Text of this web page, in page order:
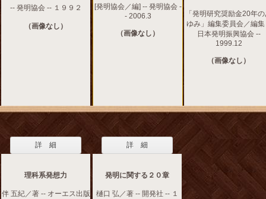
-- 発明協会 -- １９９２
（画像なし）
[発明協会／編] -- 発明協会 -
- 2006.3
（画像なし）
「発明研究奨励金20年
ゆみ」編集委員会／編集
日本発明振興協会 --
1999.12
（画像なし）
詳 細
理科系発想力
伴 五紀／著 -- オーエス出版
詳 細
発明に関する２０章
樋口 弘／著 -- 開発社 -- １